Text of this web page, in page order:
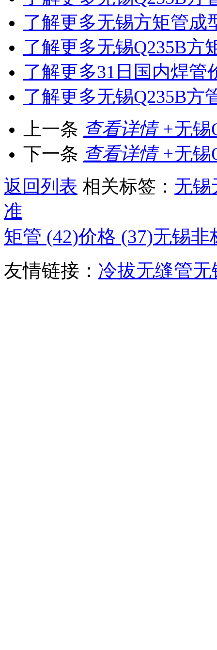
了解更多无锡方矩管成
了解更多无锡Q235B方
了解更多31日国内焊管
了解更多无锡Q235B方
上一条 查看详情 +无锡
下一条 查看详情 +无锡
返回列表 相关标签： 无锡
准
矩管 (42)价格 (37)无锡非
友情链接： 冷拔无缝管无